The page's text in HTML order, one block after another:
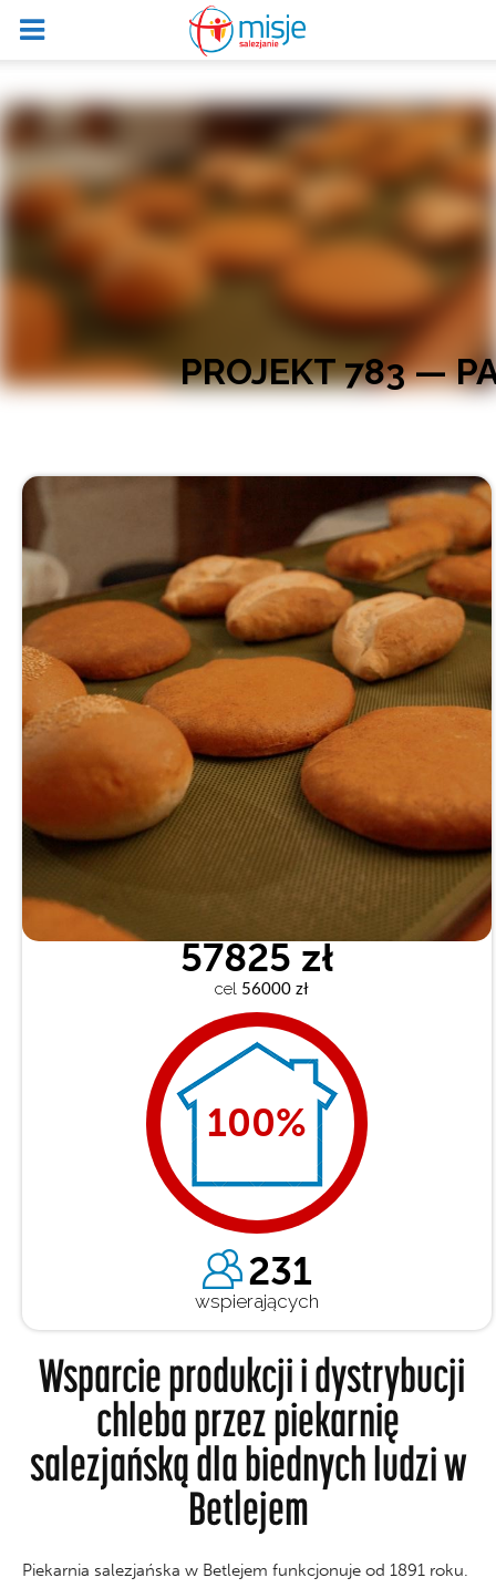
PROJEKT 783 —
57825 zł
cel 56000 zł
100%
231
wspierających
Wsparcie produkcji i dystrybucji
chleba przez piekarnię
salezjańską dla biednych ludzi w
Betlejem
Piekarnia salezjańska w Betlejem funkcjonuje od 1891 roku.